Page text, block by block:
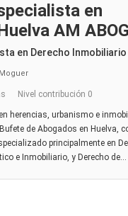
en
AM
en Derecho Inmobiliario
Nivel contribución 0
herencias, urbanismo e
de Abogados en Huelva,
principalmente en
e Inmobiliario, y Derecho de...